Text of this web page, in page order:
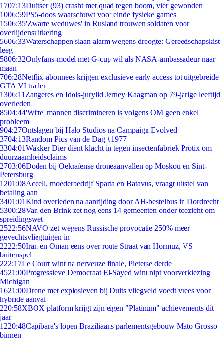
1707:13Duitser (93) crasht met quad tegen boom, vier gewonden
1006:59PS5-doos waarschuwt voor einde fysieke games
1506:35'Zwarte weduwes' in Rusland trouwen soldaten voor
overlijdensuitkering
5606:33Waterschappen slaan alarm wegens droogte: Gereedschapskist
leeg
5806:32Onlyfans-model met G-cup wil als NASA-ambassadeur naar
maan
706:28Netflix-abonnees krijgen exclusieve early access tot uitgebreide
GTA VI trailer
1306:11 Zangeres en Idols-jurylid Jerney Kaagman op 79-jarige leeftijd
overleden
8504:44'Witte' mannen discrimineren is volgens OM geen enkel
probleem
904:27Ontslagen bij Halo Studios na Campaign Evolved
3704:13Random Pics van de Dag #1977
3304:01Wakker Dier dient klacht in tegen insectenfabriek Protix om
duurzaamheidsclaims
2703:06Doden bij Oekraïense droneaanvallen op Moskou en Sint-
Petersburg
1201:08Accell, moederbedrijf Sparta en Batavus, vraagt uitstel van
betaling aan
3401:01Kind overleden na aanrijding door AH-bestelbus in Dordrecht
5300:28Van den Brink zet nog eens 14 gemeenten onder toezicht om
spreidingswet
2522:56NAVO zet wegens Russische provocatie 250% meer
gevechtsvliegtuigen in
2222:50Iran en Oman eens over route Straat van Hormuz, VS
buitenspel
222:17Le Court wint na nerveuze finale, Pieterse derde
4521:00Progressieve Democraat El-Sayed wint nipt voorverkiezing
Michigan
1621:00Drone met explosieven bij Duits vliegveld voedt vrees voor
hybride aanval
220:58XBOX platform krijgt zijn eigen "Platinum" achievements dit
jaar
1220:48Capibara's lopen Braziliaans parlementsgebouw Mato Grosso
binnen